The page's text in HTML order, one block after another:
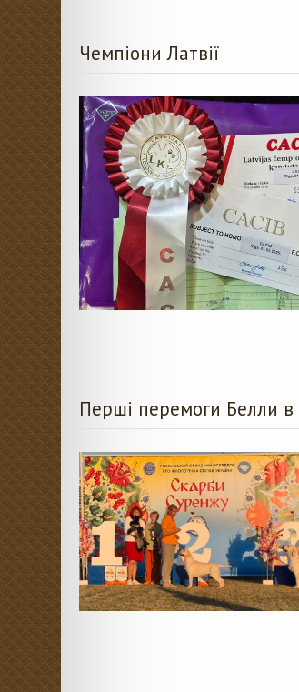
Чемпіони Латвії
Перші перемоги Белли в